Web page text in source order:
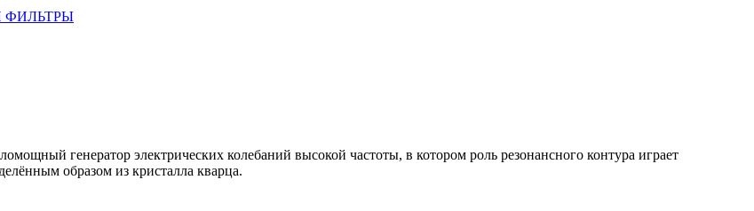
ФИЛЬТРЫ
генератор электрических колебаний высокой частоты, в котором роль резонансного контура играет
образом из кристалла кварца.